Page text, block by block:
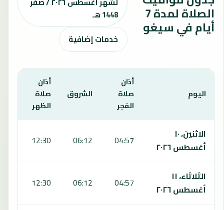
الصلاة لمدة 7
أيام في سيغو
1448 هـ
خدمات إضافية
اليوم
أذان
صلاة
الفجر
الشروق
أذان
صلاة
الظهر
الاثنين، ١٠
أغسطس ٢٠٢٦
04:57
06:12
12:30
الثلاثاء، ١١
أغسطس ٢٠٢٦
04:57
06:12
12:30